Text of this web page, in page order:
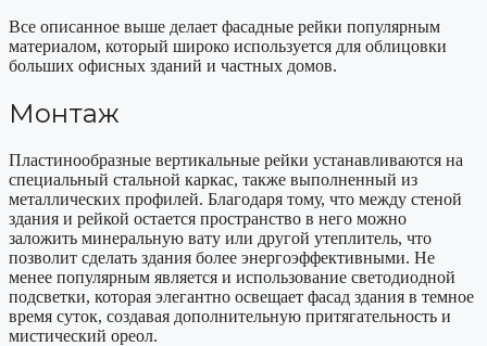
Все описанное выше делает фасадные рейки популярным
материалом, который широко используется для облицовки
больших офисных зданий и частных домов.
Монтаж
Пластинообразные вертикальные рейки устанавливаются на
специальный стальной каркас, также выполненный из
металлических профилей. Благодаря тому, что между стеной
здания и рейкой остается пространство в него можно
заложить минеральную вату или другой утеплитель, что
позволит сделать здания более энергоэффективными. Не
менее популярным является и использование светодиодной
подсветки, которая элегантно освещает фасад здания в темное
время суток, создавая дополнительную притягательность и
мистический ореол.